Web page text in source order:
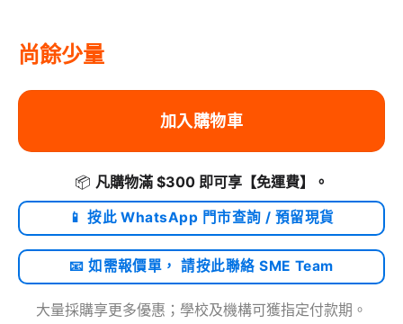
尚餘少量
加入購物車
📦 凡購物滿 $300 即可享 【免運費】 。
📱 按此 WhatsApp 門市查詢 / 預留現貨
📧 如需報價單， 請按此聯絡 SME Team
大量採購享更多優惠；學校及機構可獲指定付款期。